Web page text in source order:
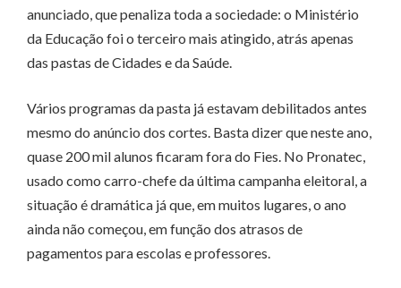
anunciado, que penaliza toda a sociedade: o Ministério
da Educação foi o terceiro mais atingido, atrás apenas
das pastas de Cidades e da Saúde.
Vários programas da pasta já estavam debilitados antes
mesmo do anúncio dos cortes. Basta dizer que neste ano,
quase 200 mil alunos ficaram fora do Fies. No Pronatec,
usado como carro-chefe da última campanha eleitoral, a
situação é dramática já que, em muitos lugares, o ano
ainda não começou, em função dos atrasos de
pagamentos para escolas e professores.